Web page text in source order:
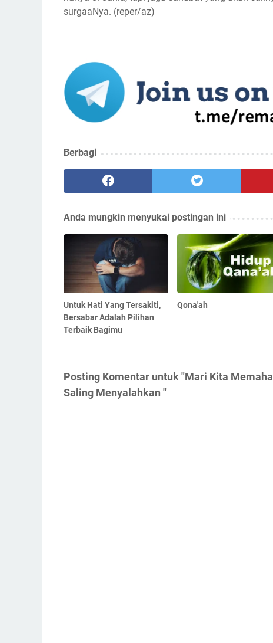
surgaaNya. (reper/az)
Berbagi
Anda mungkin menyukai postingan ini
Untuk Hati Yang Tersakiti,
Bersabar Adalah Pilihan
Terbaik Bagimu
Qona'ah
Posting Komentar untuk "Mari Kita
Saling Menyalahkan "